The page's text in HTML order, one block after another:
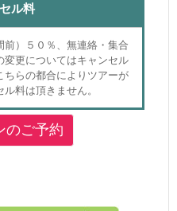
ル料
）５０％、無連絡・集合
変更についてはキャンセル
らの都合によりツアーが
料は頂きません。
のご予約